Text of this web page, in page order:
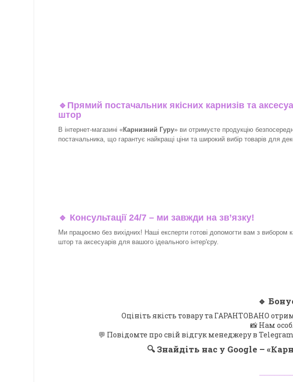
🔹 Прямий постачальник якісних карнизів та
штор
В інтернет-магазині «Карнизний Гуру» ви отримуєте продукцію
постачальника, що гарантує найкращі ціни та широкий вибір товарів для
🔹 Консультації 24/7 – ми завжди на зв’язку!
Ми працюємо без вихідних! Наші експерти готові допомогти вам з вибором
штор та аксесуарів для вашого ідеального інтер'єру.​
🔹
Оцініть якість товару та ГАРАНТОВАНО
📸 Нам
💬 Повідомте про свій відгук менеджеру в
🔍Знайдіть нас у Google – «